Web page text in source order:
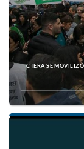
CTERA SE